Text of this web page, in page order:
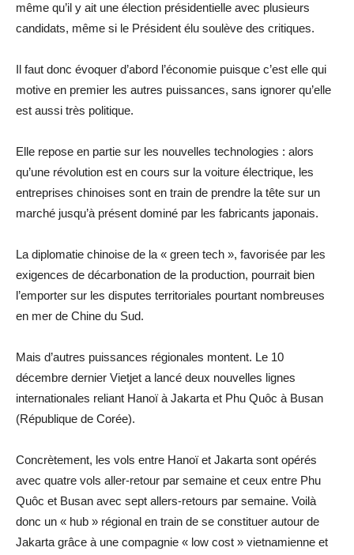
même qu’il y ait une élection présidentielle avec plusieurs
candidats, même si le Président élu soulève des critiques.
Il faut donc évoquer d’abord l’économie puisque c’est elle qui
motive en premier les autres puissances, sans ignorer qu’elle
est aussi très politique.
Elle repose en partie sur les nouvelles technologies : alors
qu’une révolution est en cours sur la voiture électrique, les
entreprises chinoises sont en train de prendre la tête sur un
marché jusqu’à présent dominé par les fabricants japonais.
La diplomatie chinoise de la « green tech », favorisée par les
exigences de décarbonation de la production, pourrait bien
l’emporter sur les disputes territoriales pourtant nombreuses
en mer de Chine du Sud.
Mais d’autres puissances régionales montent. Le 10
décembre dernier Vietjet a lancé deux nouvelles lignes
internationales reliant Hanoï à Jakarta et Phu Quôc à Busan
(République de Corée).
Concrètement, les vols entre Hanoï et Jakarta sont opérés
avec quatre vols aller-retour par semaine et ceux entre Phu
Quôc et Busan avec sept allers-retours par semaine. Voilà
donc un « hub » régional en train de se constituer autour de
Jakarta grâce à une compagnie « low cost » vietnamienne et